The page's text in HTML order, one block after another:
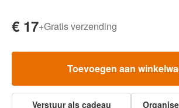
€ 17+Gratis verzending
Toevoegen aan
Verstuur als cadeau